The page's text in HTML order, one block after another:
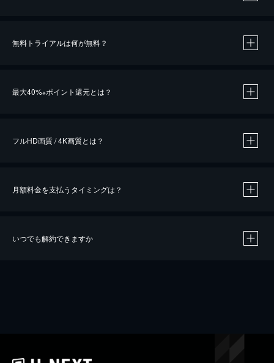
無料トライアルは何が無料？
最大40%※ポイント還元とは？
※40％ポイント還元の対象は、クレジットカード決済による作品の購入 / レンタルです。
iOSアプリのUコイン決済による作品の購入 / レンタルは、20％のポイント還元です。
フルHD画質 / 4K画質とは？
月額料金を支払うタイミングは？
いつでも解約できますか